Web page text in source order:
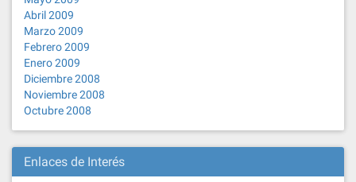
Abril 2009
Marzo 2009
Febrero 2009
Enero 2009
Diciembre 2008
Noviembre 2008
Octubre 2008
Enlaces de Interés